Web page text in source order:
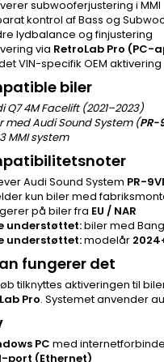
subwooferjustering i MMI
kontrol af Bass og
lydbalance og finjustering
via RetroLab Pro (PC-
VIN-specifik OEM aktivering
biler
Q7 4M Facelift (2021–2023)
med Audi Sound System (PR-
MMI system
Audi Sound System PR-
kun biler med
på biler fra EU / NAR
understøttet:biler med
understøttet:modelår
fungerer det
tilknyttes aktiveringen til
Pro. Systemet anvender
PC med
port (Ethernet)